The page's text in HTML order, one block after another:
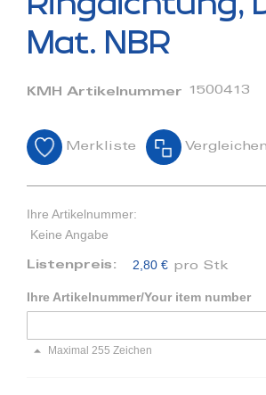
der
Bildergalerie
springen
Mat. NBR
KMH Artikelnummer 1500413
Merkliste Vergleichen
Ihre Artikelnummer:
Keine Angabe
Listenpreis: 2,80 € pro Stk
Ihre Artikelnummer/Your item number
Maximal 255 Zeichen